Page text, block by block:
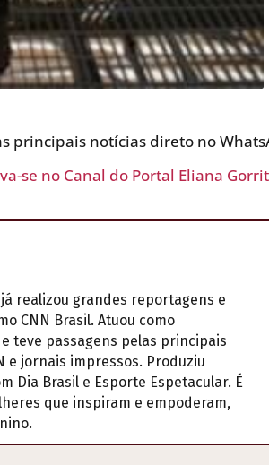
principais notícias direto no
se no Canal do Portal Eliana
realizou grandes reportagens e
CNN Brasil. Atuou como
teve passagens pelas principais
e jornais impressos. Produziu
Dia Brasil e Esporte Espetacular. É
que inspiram e empoderam,